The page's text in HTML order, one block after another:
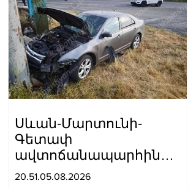
Սևան-Մարտունի-
Գետափ
ավտոճանապարհին
բшխվել են «Jeep»-ն ու
20.51.05.08.2026